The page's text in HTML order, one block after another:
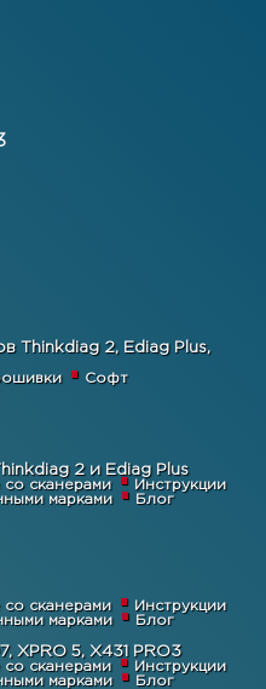
Thinkdiag 2, Ediag Plus,
Софт
2 и Ediag Plus
со сканерами
Инструкции
марками
Блог
со сканерами
Инструкции
марками
Блог
XPRO 5, X431 PRO3
со сканерами
Инструкции
марками
Блог